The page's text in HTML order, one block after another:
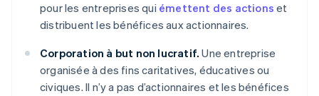
pour les entreprises qui émettent des actions et
distribuent les bénéfices aux actionnaires.
Corporation à but non lucratif. Une entreprise
organisée à des fins caritatives, éducatives ou
civiques. Il n’y a pas d’actionnaires et les bénéfices